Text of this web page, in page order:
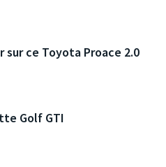
ce Toyota Proace 2.0
Golf GTI